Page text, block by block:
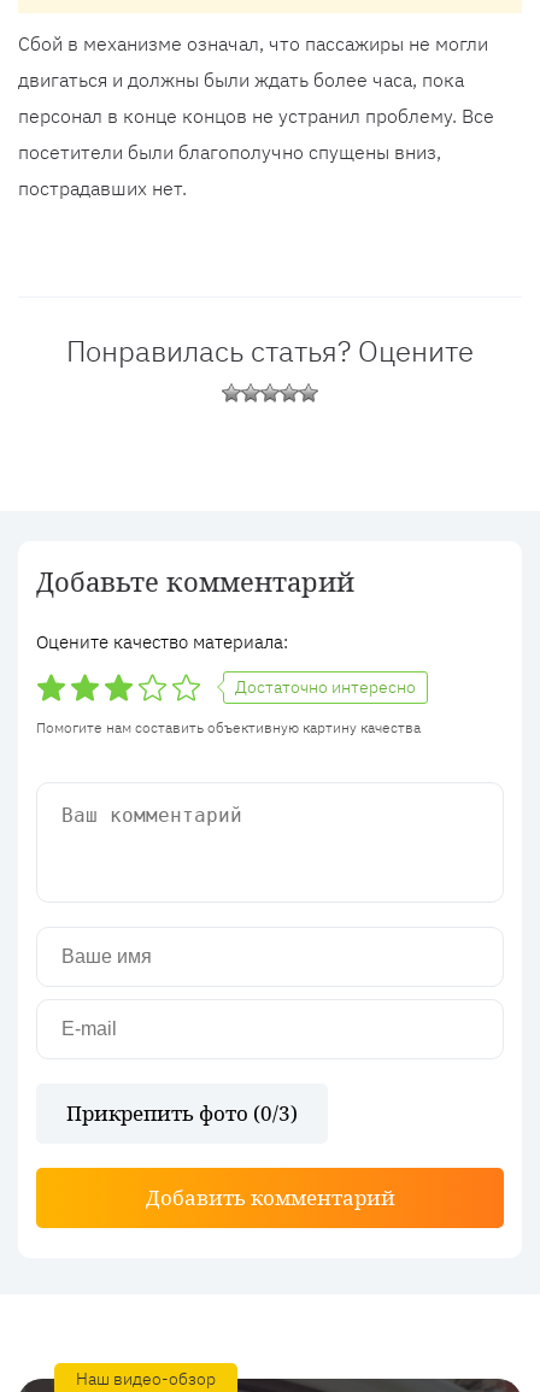
Сбой в механизме означал, что пассажиры не могли
двигаться и должны были ждать более часа, пока
персонал в конце концов не устранил проблему. Все
посетители были благополучно спущены вниз,
пострадавших нет.
Понравилась статья? Оцените
Добавьте комментарий
Оцените качество материала:
Достаточно интересно
Помогите нам составить объективную картину качества
Прикрепить фото (0/3)
Добавить комментарий
Наш видео-обзор